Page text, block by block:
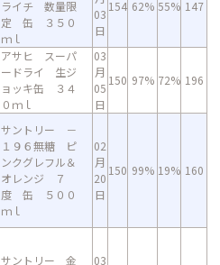
ライチ 数量限
定 缶 ３５０
ｍｌ
03
日
154 62% 55% 147
アサヒ スーパ
ードライ 生ジ
ョッキ缶 ３４
０ｍｌ
03
月
05
日
150 97% 72% 196
サントリー －
１９６無糖 ピ
ンクグレフル＆
オレンジ ７
度 缶 ５００
ｍｌ
02
月
20
日
150 99% 19% 160
サントリー 金 03